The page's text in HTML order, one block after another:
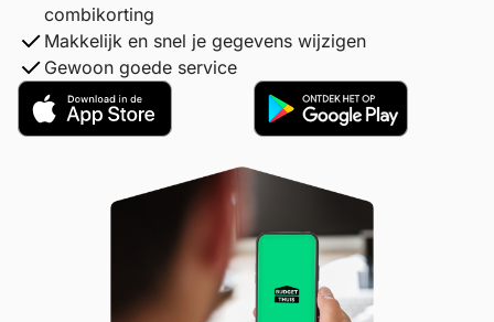
combikorting
Makkelijk en snel je gegevens wijzigen
Gewoon goede service